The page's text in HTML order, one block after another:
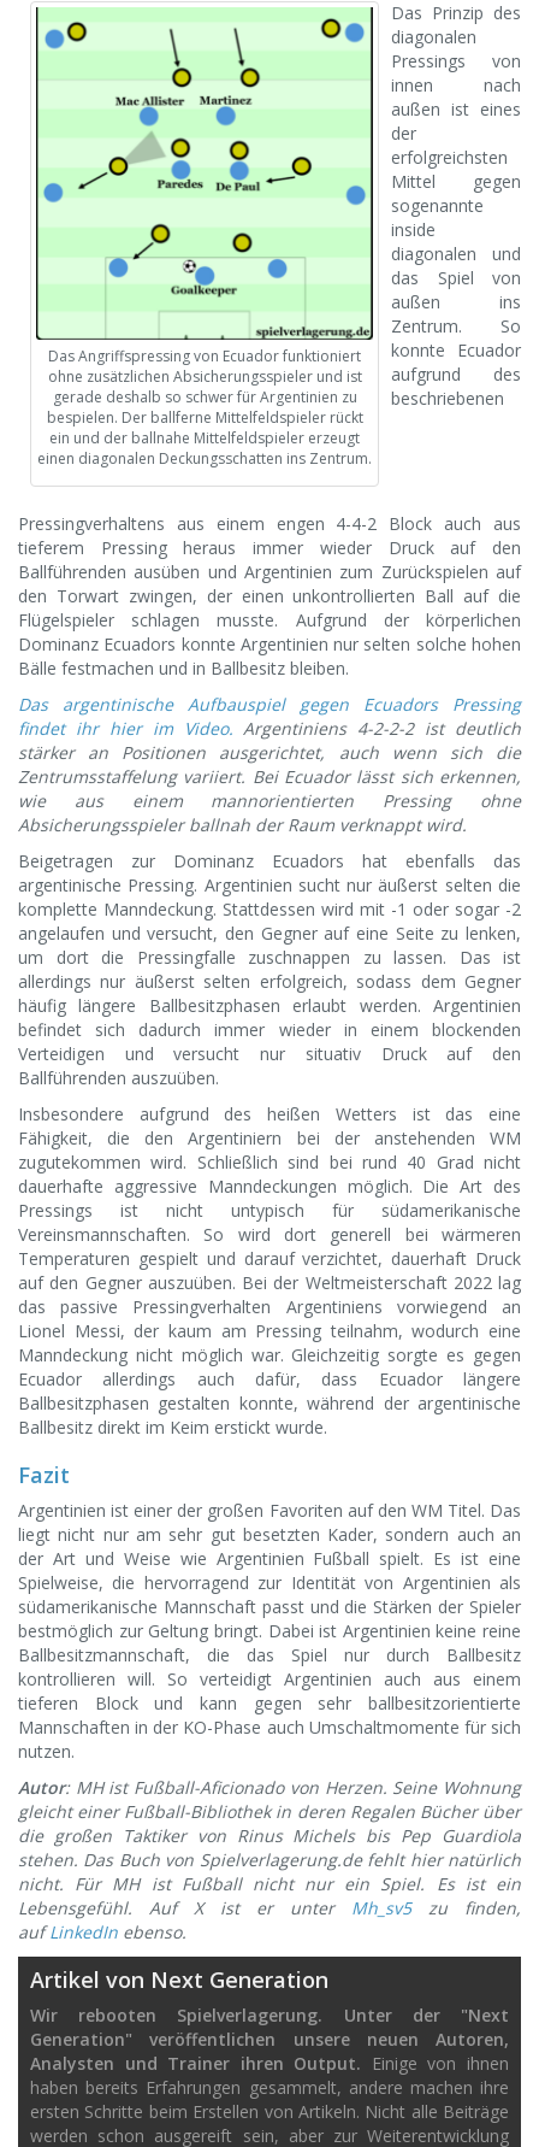
Das Angriffspressing von Ecuador funktioniert
ohne zusätzlichen Absicherungsspieler und ist
gerade deshalb so schwer für Argentinien zu
bespielen. Der ballferne Mittelfeldspieler rückt
ein und der ballnahe Mittelfeldspieler erzeugt
einen diagonalen Deckungsschatten ins Zentrum.
Das Prinzip des
diagonalen
Pressings von
innen nach
außen ist eines
der
erfolgreichsten
Mittel gegen
sogenannte
inside
diagonalen und
das Spiel von
außen ins
Zentrum. So
konnte Ecuador
aufgrund des
beschriebenen
Pressingverhaltens aus einem engen 4-4-2 Block auch aus
tieferem Pressing heraus immer wieder Druck auf den
Ballführenden ausüben und Argentinien zum Zurückspielen auf
den Torwart zwingen, der einen unkontrollierten Ball auf die
Flügelspieler schlagen musste. Aufgrund der körperlichen
Dominanz Ecuadors konnte Argentinien nur selten solche hohen
Bälle festmachen und in Ballbesitz bleiben.
Das argentinische Aufbauspiel gegen Ecuadors Pressing
findet ihr hier im Video. Argentiniens 4-2-2-2 ist deutlich
stärker an Positionen ausgerichtet, auch wenn sich die
Zentrumsstaffelung variiert. Bei Ecuador lässt sich erkennen,
wie aus einem mannorientierten Pressing ohne
Absicherungsspieler ballnah der Raum verknappt wird.
Beigetragen zur Dominanz Ecuadors hat ebenfalls das
argentinische Pressing. Argentinien sucht nur äußerst selten die
komplette Manndeckung. Stattdessen wird mit -1 oder sogar -2
angelaufen und versucht, den Gegner auf eine Seite zu lenken,
um dort die Pressingfalle zuschnappen zu lassen. Das ist
allerdings nur äußerst selten erfolgreich, sodass dem Gegner
häufig längere Ballbesitzphasen erlaubt werden. Argentinien
befindet sich dadurch immer wieder in einem blockenden
Verteidigen und versucht nur situativ Druck auf den
Ballführenden auszuüben.
Insbesondere aufgrund des heißen Wetters ist das eine
Fähigkeit, die den Argentiniern bei der anstehenden WM
zugutekommen wird. Schließlich sind bei rund 40 Grad nicht
dauerhafte aggressive Manndeckungen möglich. Die Art des
Pressings ist nicht untypisch für südamerikanische
Vereinsmannschaften. So wird dort generell bei wärmeren
Temperaturen gespielt und darauf verzichtet, dauerhaft Druck
auf den Gegner auszuüben. Bei der Weltmeisterschaft 2022 lag
das passive Pressingverhalten Argentiniens vorwiegend an
Lionel Messi, der kaum am Pressing teilnahm, wodurch eine
Manndeckung nicht möglich war. Gleichzeitig sorgte es gegen
Ecuador allerdings auch dafür, dass Ecuador längere
Ballbesitzphasen gestalten konnte, während der argentinische
Ballbesitz direkt im Keim erstickt wurde.
Fazit
Argentinien ist einer der großen Favoriten auf den WM Titel. Das
liegt nicht nur am sehr gut besetzten Kader, sondern auch an
der Art und Weise wie Argentinien Fußball spielt. Es ist eine
Spielweise, die hervorragend zur Identität von Argentinien als
südamerikanische Mannschaft passt und die Stärken der Spieler
bestmöglich zur Geltung bringt. Dabei ist Argentinien keine reine
Ballbesitzmannschaft, die das Spiel nur durch Ballbesitz
kontrollieren will. So verteidigt Argentinien auch aus einem
tieferen Block und kann gegen sehr ballbesitzorientierte
Mannschaften in der KO-Phase auch Umschaltmomente für sich
nutzen.
Autor: MH ist Fußball-Aficionado von Herzen. Seine Wohnung
gleicht einer Fußball-Bibliothek in deren Regalen Bücher über
die großen Taktiker von Rinus Michels bis Pep Guardiola
stehen. Das Buch von Spielverlagerung.de fehlt hier natürlich
nicht. Für MH ist Fußball nicht nur ein Spiel. Es ist ein
Lebensgefühl. Auf X ist er unter Mh_sv5zu finden,
aufLinkedIn ebenso.
Artikel von Next Generation
Wir rebooten Spielverlagerung. Unter der "Next
Generation" veröffentlichen unsere neuen Autoren,
Analysten und Trainer ihren Output. Einige von ihnen
haben bereits Erfahrungen gesammelt, andere machen ihre
ersten Schritte beim Erstellen von Artikeln. Nicht alle Beiträge
werden schon ausgereift sein, aber zur Weiterentwicklung